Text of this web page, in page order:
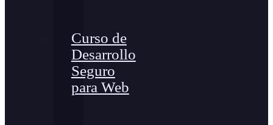
Curso de
Desarrollo
Seguro
para Web